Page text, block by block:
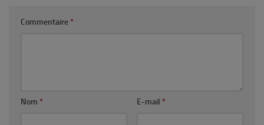
Commentaire *
Nom * E-mail *